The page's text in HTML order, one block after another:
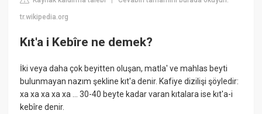
tr.wikipedia.org
Kıt'a i Kebîre ne demek?
İki veya daha çok beyitten oluşan, matla' ve mahlas beyti
bulunmayan nazım şekline kıt'a denir. Kafiye dizilişi şöyledir:
xa xa xa xa xa ... 30-40 beyte kadar varan kıtalara ise kıt'a-i
kebîre denir.